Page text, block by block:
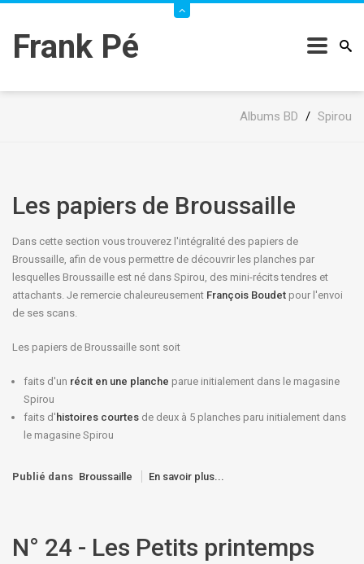
Frank Pé
Albums BD / Spirou
Les papiers de Broussaille
Dans cette section vous trouverez l'intégralité des papiers de
Broussaille, afin de vous permettre de découvrir les planches par
lesquelles Broussaille est né dans Spirou, des mini-récits tendres et
attachants. Je remercie chaleureusement François Boudet pour l'envoi
de ses scans.
Les papiers de Broussaille sont soit
faits d'un récit en une planche parue initialement dans le magasine
Spirou
faits d' histoires courtes de deux à 5 planches paru initialement dans
le magasine Spirou
Publié dans Broussaille En savoir plus...
N° 24 - Les Petits printemps